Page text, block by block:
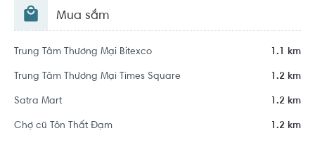
Mua sắm
Trung Tâm Thương Mại Bitexco 1.1 km
Trung Tâm Thương Mại Times Square 1.2 km
Satra Mart 1.2 km
Chợ cũ Tôn Thất Đạm 1.2 km